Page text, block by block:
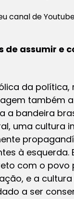
canal de
de assumir e
da política,
também
a bandeira
uma cultura
à esquerda.
com o povo
e a cultura
a ser